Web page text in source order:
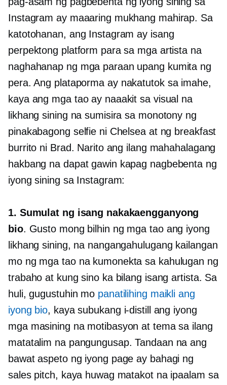
Instagram ay maaaring mukhang mahirap. Sa
katotohanan, ang Instagram ay isang
perpektong platform para sa mga artista na
naghahanap ng mga paraan upang kumita ng
pera. Ang plataporma ay nakatutok sa imahe,
kaya ang mga tao ay naaakit sa visual na
likhang sining na sumisira sa monotony ng
pinakabagong selfie ni Chelsea at ng breakfast
burrito ni Brad. Narito ang ilang mahahalagang
hakbang na dapat gawin kapag nagbebenta ng
iyong sining sa Instagram:
1. Sumulat ng isang nakakaengganyong
bio. Gusto mong bilhin ng mga tao ang iyong
likhang sining, na nangangahulugang kailangan
mo ng mga tao na kumonekta sa kahulugan ng
trabaho at kung sino ka bilang isang artista. Sa
huli, gugustuhin mo panatilihing maikli ang
iyong bio, kaya subukang i-distill ang iyong
mga masining na motibasyon at tema sa ilang
matatalim na pangungusap. Tandaan na ang
bawat aspeto ng iyong page ay bahagi ng
sales pitch, kaya huwag matakot na ipaalam sa